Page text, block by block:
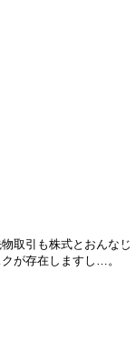
取引も株式とおんなじ
が存在しますし…。